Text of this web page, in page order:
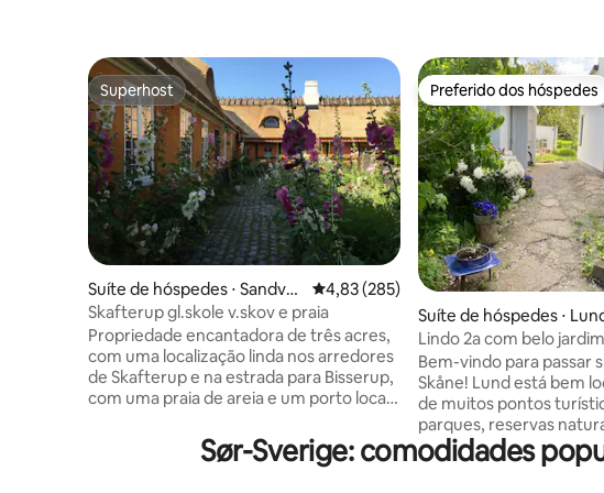
Superhost
Superhost
Suíte de hóspedes ⋅ Sandve
d
4,83 de uma avaliação média de 5,
4,83 (285)
Skafterup gl.skole v.skov e praia
Propriedade encantadora de três acres,
com uma localização linda nos arredores
de Skafterup e na estrada para Bisserup,
com uma praia de areia e um porto local
com sala de estar/cozinha em plano
aberto e acesso direto ao jardim.
Preferido dos hóspedes
Preferido dos hóspedes
Suíte de hóspedes ⋅
Lindo 2a com belo
Bem-vindo para passar
Skåne! Lund está bem
de muitos pontos turísticos;
parques, reservas
praias (a mais próxima a
e muito mais. Em uma
Sør-Sverige: comodidades